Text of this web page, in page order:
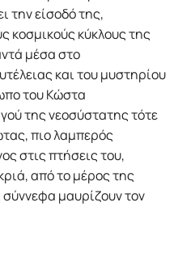
την είσοδό της,
κοσμικούς κύκλους της
μέσα στο
και του μυστηρίου
του Κώστα
της νεοσύστατης τότε
πιο λαμπερός
στις πτήσεις του,
από το μέρος της
σύννεφα μαυρίζουν τον